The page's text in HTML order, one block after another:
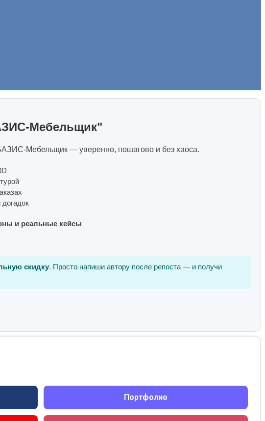
Мебельщик"
Мебельщик — уверенно, пошагово и без хаоса.
и реальные кейсы
скидку. Просто напиши автору после репоста — и получи
Портфолио